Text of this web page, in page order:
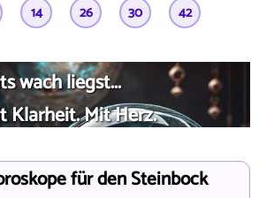
14 26 30 42
wach liegst...
Klarheit. Mit Herz.
für den Steinbock